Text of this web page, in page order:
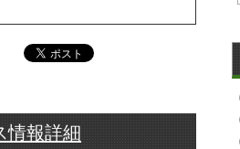
情報詳細